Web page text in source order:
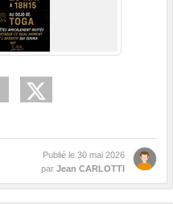
Publié le 30 mai 2026
par Jean CARLOTTI